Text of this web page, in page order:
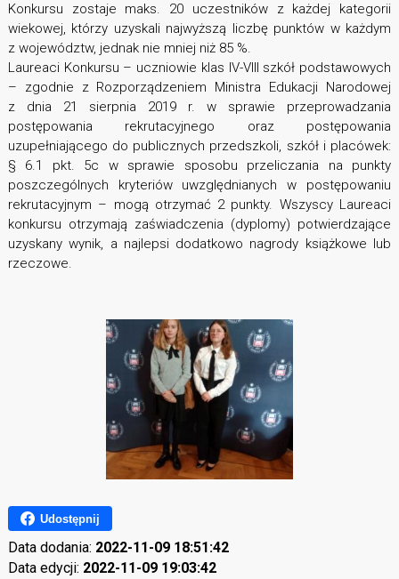
Konkursu zostaje maks. 20 uczestników z każdej kategorii
wiekowej, którzy uzyskali najwyższą liczbę punktów w każdym
z województw, jednak nie mniej niż 85 %.
Laureaci Konkursu – uczniowie klas IV-VIII szkół podstawowych
– zgodnie z Rozporządzeniem Ministra Edukacji Narodowej
z dnia 21 sierpnia 2019 r. w sprawie przeprowadzania
postępowania rekrutacyjnego oraz postępowania
uzupełniającego do publicznych przedszkoli, szkół i placówek:
§ 6.1 pkt. 5c w sprawie sposobu przeliczania na punkty
poszczególnych kryteriów uwzględnianych w postępowaniu
rekrutacyjnym – mogą otrzymać 2 punkty. Wszyscy Laureaci
konkursu otrzymają zaświadczenia (dyplomy) potwierdzające
uzyskany wynik, a najlepsi dodatkowo nagrody książkowe lub
rzeczowe.
Udostępnij
Data dodania: 2022-11-09 18:51:42
Data edycji: 2022-11-09 19:03:42